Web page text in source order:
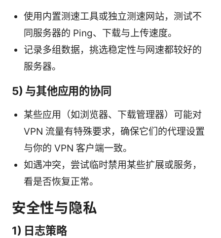
使用内置测速工具或独立测速网站，测试不
同服务器的 Ping、下载与上传速度。
记录多组数据，挑选稳定性与网速都较好的
服务器。
5) 与其他应用的协同
某些应用（如浏览器、下载管理器）可能对
VPN 流量有特殊要求，确保它们的代理设置
与你的 VPN 客户端一致。
如遇冲突，尝试临时禁用某些扩展或服务，
看是否恢复正常。
安全性与隐私
1) 日志策略